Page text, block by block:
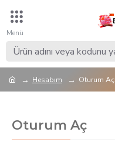
Hesabım Oturum Aç
Oturum Aç